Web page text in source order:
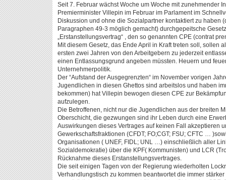
Seit 7. Februar wächst Woche um Woche mit zunehmender
Premierminister Villepin im Februar im Parlament im
Diskussion und ohne die Sozialpartner kontaktiert zu haben
Paragraphen 49-3 möglich gemacht) durchgepeitsche
„Erstanstellungsvertrag“ , den so genannten CPE (contrat
Mit diesem Gesetz, das Ende April in Kraft treten soll, sollen
ersten zwei Jahren von den Arbeitgebern zu jederzeit
einen Entlassungsgrund angeben müssten. Heuern und
Unternehmerpolitik.
Der “Aufstand der Ausgegrenzten“ im November vorigen
Jugendlichen in diesen Ghettos sind arbeitslos und haben
bekommen) hat Villepin bewogen diesen CPE zur
aufzulegen.
Die Betroffenen, nicht nur die Jugendlichen aus der breiten
Oberschicht, die gezwungen sind ihr Leben durch eine
Auswirkungen dieses Vertrages auf keinen Fall akzeptieren
Gewerkschaftsfraktionen (CFDT; FO;CGT; FSU; CFTC …
Organisationen ( UNEF, FIDL; UNL …) einschließlich aller
Sozialdemokratie) über die KPF( Kommunisten) und LCR
Rücknahme dieses Erstanstellungsvertrages.
Die seit einigen Tagen von der Regierung wiederholten
Verhandlungstisch zu kommen beantwortet die immer